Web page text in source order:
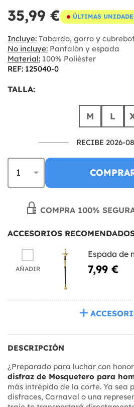
35,99 € ÚLTIMAS
Incluye: Tabardo, gorro y
No incluye: Pantalón y espada
Material: 100% Poliéster
REF: 125040-0
TALLA:
M L
RECIBE 2026-
COMPRA 100%
ACCESORIOS
AÑADIR
Espada de
7,99 €
DESCRIPCIÓN
¿Preparado para luchar con
disfraz de Mosquetero para
más intrépido de la corte. Ya sea
disfraces, Carnaval o una